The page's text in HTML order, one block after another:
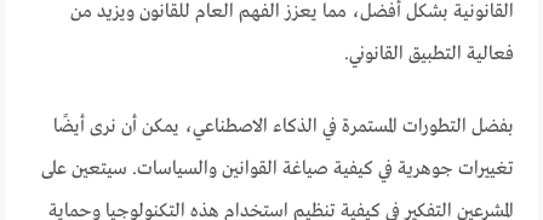
القانونية بشكل أفضل، مما يعزز الفهم العام للقانون ويزيد من
فعالية التطبيق القانوني.
بفضل التطورات المستمرة في الذكاء الاصطناعي، يمكن أن نرى أيضًا
تغييرات جوهرية في كيفية صياغة القوانين والسياسات. سيتعين على
المشرعين التفكير في كيفية تنظيم استخدام هذه التكنولوجيا وحماية